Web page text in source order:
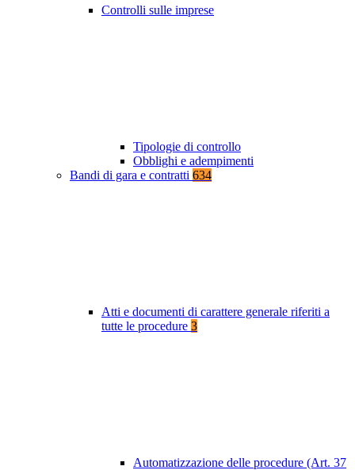
Controlli sulle imprese
Tipologie di controllo
Obblighi e adempimenti
Bandi di gara e contratti 634
Atti e documenti di carattere generale riferiti a
tutte le procedure 3
Automatizzazione delle procedure (Art. 37